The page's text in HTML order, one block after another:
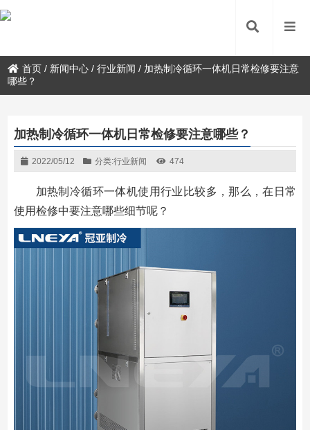
首页 / 新闻中心 /行业新闻 / 加热制冷循环一体机日常检修要注意
哪些？
加热制冷循环一体机日常检修要注意哪些？
2022/05/12 分类:行业新闻 474
加热制冷循环一体机使用行业比较多，那么，在日常
使用检修中要注意哪些细节呢？